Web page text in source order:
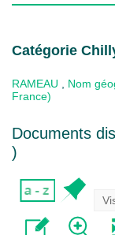
Catégorie
RAMEAU Nom
France)
Documents
)